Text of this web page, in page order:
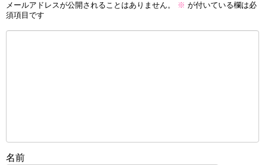
メールアドレスが公開されることはありません。 ※ が付いている欄は必
須項目です
名前